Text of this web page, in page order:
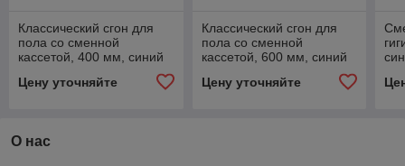
Классический сгон для
пола со сменной
кассетой, 400 мм, синий
Цену уточняйте
Классический сгон для
пола со сменной
кассетой, 600 мм, синий
Цену уточняйте
О нас